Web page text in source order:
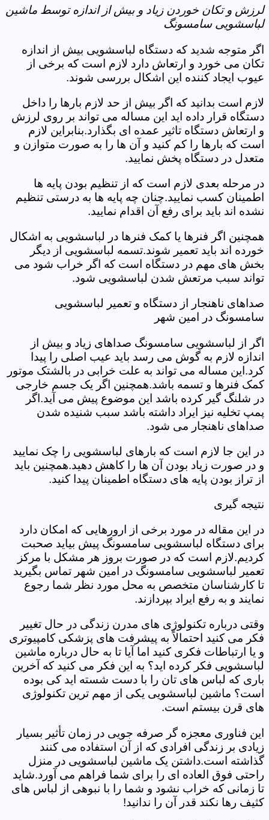
لرزش و تکان خوردن زیاد و بیش از اندازه توسط ماشین
لباسشویی سامسونگ
اگر متوجه شدید که دستگاه لباسشویی بیش از اندازه
تکان می خورد و ارتعاش دارد لازم است که برخی از
عیوب ایجاد کننده این اشکال بررسی شوند.
لازم است بدانید که اگر بیش از حد لازم بارها را داخل
دستگاه قرار داده اید این مساله می تواند بر روی لرزش
و ارتعاش دستگاه تاثیر عمده ای بگذارد.بنابراین لازم
است که بارها را کم کنید و آن ها را به صورت متوازن و
متعدل در دستگاه پخش نمایید.
در مرحله بعدی لازم است که از تنظیم بودن پایه ها
اطمینان کسب نمایید.چنان چه پایه ها به درستی تنظیم
نشده اند باید برای رفع آن اقدام نمایید.
همچنین اگر فنرها یا کمک فنرها در لباسشویی به اشکال
خورده اند باید تعمیر شوند.تسمه لباسشویی از دیگر
بخش های مهم در دستگاه است که اگر خراب شود می
تواند سبب مرتعش شدن لباسشویی شود.
صداهای ناهنجار از دستگاه و تعمیر لباسشویی
سامسونگ در امین شهر
اگر از لباسشویی سامسونگ صداهای زیاد و بیش از
اندازه لازم به گوش می رسد باید عیب اصلی را پیدا
کرد.این مساله می تواند به علت خرابی در بالشتک موتور
کمک فنرها و تسمه باشد.همچنین اگر یک جسم خارجی
در شلنگ گیر کرده باشد این موضوع پیش می آید.اگر
پمپ تخلیه نیز ایراد داشته باشد سبب شنیده شدن
صداهای ناهنجار می شود.
در این جا لازم است که بارهای لباسشویی را چک نمایید
و در صورت زیاد بودن آن ها را کاهش دهید.همچنین باید
از تراز بودن پایه های دستگاه اطمینان پیدا کنید.
نتیجه گیری
در این مقاله در مورد برخی از ارورهایی که امکان دارد
برای دستگاه لباسشویی سامسونگ پیش بیاید صحبت
کردیم.لازم است که در صورت بروز هر مشکل با مرکز
تعمیر لباسشویی سامسونگ در امین شهر تماس بگیرید
تا کارشناسان متخصص به محل مورد نظر شما رجوع
نمایند و به رفع ایراد بپردازند.
وقتی درباره تکنولوژی های مدرن زندگی در حال تغییر
فکر می کنید احتمالاً به پیشرفت های پزشکی کامپیوتری
و یا ارتباطات فکری کنید اما آیا تا به حال درباره ماشین
لباسشویی فکر کرده اید؟ به این فکر می کنید که آخرین
باری که لباس های تان را با دست شسته اید کی بوده
است؟ ماشین لباسشویی یکی از مهم ترین تکنولوژی
های قرن بیستم است.
این فناوری معجزه گر صرفه جویی در زمان تأثیر بسیار
زیادی بر زندگی افرادی که از آن استفاده می کنند
گذاشته است.داشتن یک ماشین لباسشویی در منزل
راحتی فوق العاده ای را برای شما فراهم می آورد.شاید
تا زمانی که خراب نشود و شما را با نبوهی از لباس های
کثیف رها نکند قدر آن را ندانید!